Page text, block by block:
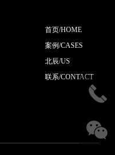
首页/HOME
案例/CASES
北辰/US
联系/CONTACT